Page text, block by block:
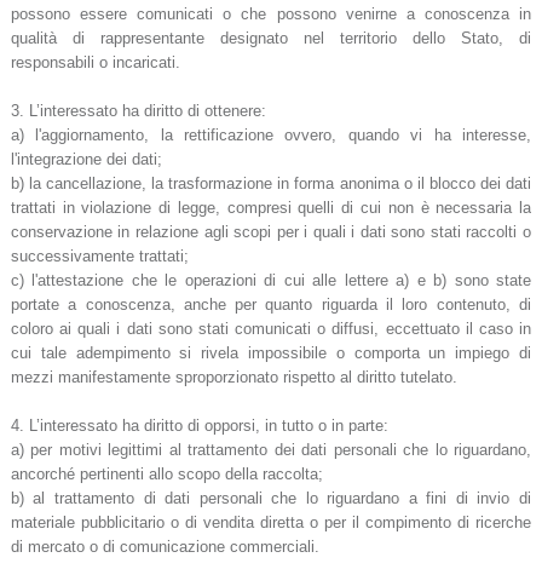
possono essere comunicati o che possono venirne a conoscenza in
qualità di rappresentante designato nel territorio dello Stato, di
responsabili o incaricati.
3. L’interessato ha diritto di ottenere:
a) l'aggiornamento, la rettificazione ovvero, quando vi ha interesse,
l'integrazione dei dati;
b) la cancellazione, la trasformazione in forma anonima o il blocco dei dati
trattati in violazione di legge, compresi quelli di cui non è necessaria la
conservazione in relazione agli scopi per i quali i dati sono stati raccolti o
successivamente trattati;
c) l'attestazione che le operazioni di cui alle lettere a) e b) sono state
portate a conoscenza, anche per quanto riguarda il loro contenuto, di
coloro ai quali i dati sono stati comunicati o diffusi, eccettuato il caso in
cui tale adempimento si rivela impossibile o comporta un impiego di
mezzi manifestamente sproporzionato rispetto al diritto tutelato.
4. L’interessato ha diritto di opporsi, in tutto o in parte:
a) per motivi legittimi al trattamento dei dati personali che lo riguardano,
ancorché pertinenti allo scopo della raccolta;
b) al trattamento di dati personali che lo riguardano a fini di invio di
materiale pubblicitario o di vendita diretta o per il compimento di ricerche
di mercato o di comunicazione commerciali.